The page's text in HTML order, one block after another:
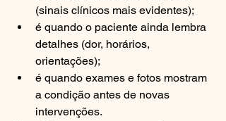
(sinais clínicos mais evidentes);
é quando o paciente ainda lembra
detalhes (dor, horários,
orientações);
é quando exames e fotos mostram
a condição antes de novas
intervenções.